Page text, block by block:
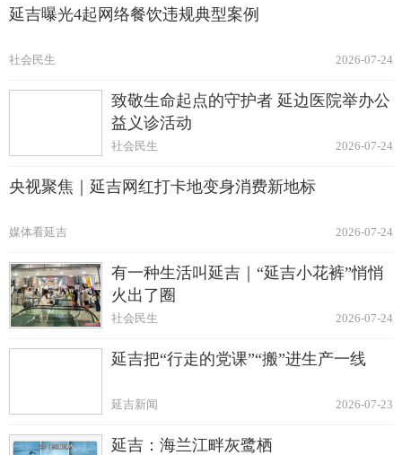
延吉曝光4起网络餐饮违规典型案例
2026-07-24
社会民生
致敬生命起点的守护者 延边医院举办公
益义诊活动
2026-07-24
社会民生
央视聚焦｜延吉网红打卡地变身消费新地标
2026-07-24
媒体看延吉
有一种生活叫延吉｜“延吉小花裤”悄悄
火出了圈
2026-07-24
社会民生
延吉把“行走的党课”“搬”进生产一线
2026-07-23
延吉新闻
延吉：海兰江畔灰鹭栖